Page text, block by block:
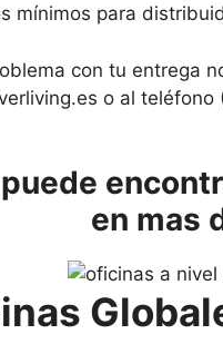
mínimos para
con tu entrega
o al teléfono
en mas